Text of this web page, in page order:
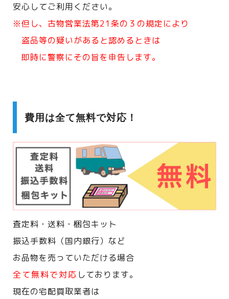
安心してご利用ください。
※但し、古物営業法第21条の３の規定により
盗品等の疑いがあると認めるときは
即時に警察にその旨を申告します。
費用は全て無料で対応！
査定料・送料・梱包キット
振込手数料（国内銀行）など
お品物を売っていただける場合
全て無料で対応 しております。
現在の宅配買取業者は